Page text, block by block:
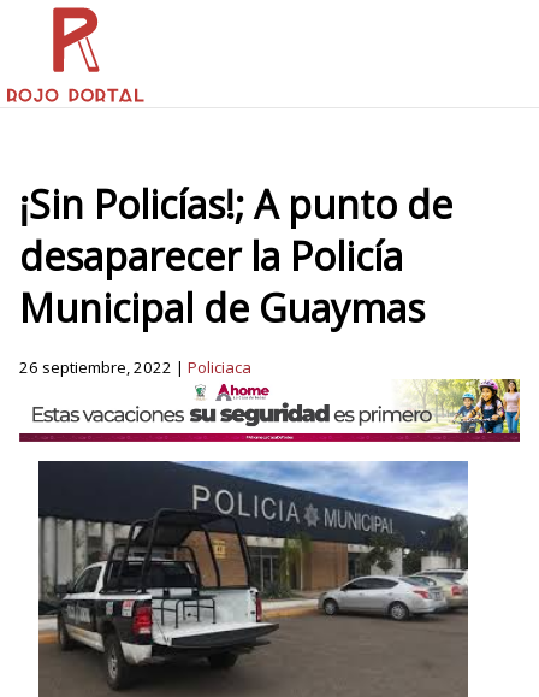
¡Sin Policías!; A punto de
desaparecer la Policía
Municipal de Guaymas
26 septiembre, 2022 | Policiaca